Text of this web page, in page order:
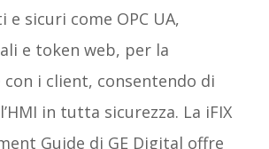
sicuri come OPC UA,
e token web, per la
con i client, consentendo di
in tutta sicurezza. La iFIX
Guide di GE Digital offre